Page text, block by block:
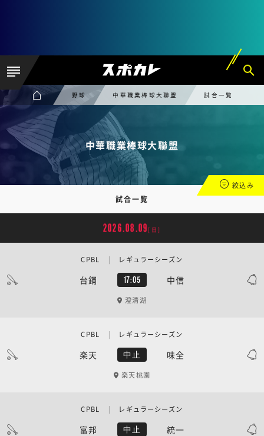
野球 中華職業棒球大聯盟 試合一覧
中華職業棒球大聯盟
試合一覧
絞込み
2026.08.09 [日]
台鋼 17:05 中信
CPBL | レギュラーシーズン
澄清湖
楽天 中止 味全
CPBL | レギュラーシーズン
楽天桃園
富邦 中止 統一
CPBL | レギュラーシーズン